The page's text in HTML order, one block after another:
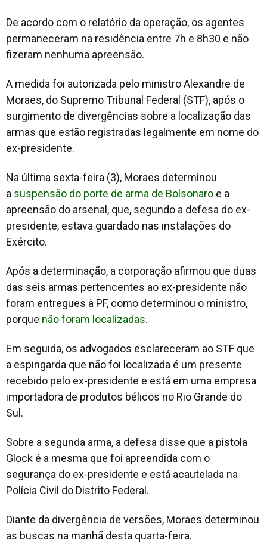
De acordo com o relatório da operação, os agentes
permaneceram na residência entre 7h e 8h30 e não
fizeram nenhuma apreensão.
A medida foi autorizada pelo ministro Alexandre de
Moraes, do Supremo Tribunal Federal (STF), após o
surgimento de divergências sobre a localização das
armas que estão registradas legalmente em nome do
ex-presidente.
Na última sexta-feira (3), Moraes determinou
a suspensão do porte de arma de Bolsonaro e a
apreensão do arsenal, que, segundo a defesa do ex-
presidente, estava guardado nas instalações do
Exército.
Após a determinação, a corporação afirmou que duas
das seis armas pertencentes ao ex-presidente não
foram entregues à PF, como determinou o ministro,
porque não foram localizadas.
Em seguida, os advogados esclareceram ao STF que
a espingarda que não foi localizada é um presente
recebido pelo ex-presidente e está em uma empresa
importadora de produtos bélicos no Rio Grande do
Sul.
Sobre a segunda arma, a defesa disse que a pistola
Glock é a mesma que foi apreendida com o
segurança do ex-presidente e está acautelada na
Polícia Civil do Distrito Federal.
Diante da divergência de versões, Moraes determinou
as buscas na manhã desta quarta-feira.